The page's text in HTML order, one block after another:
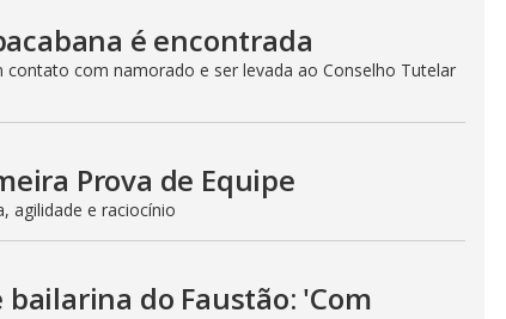
é encontrada
com namorado e ser levada ao Conselho Tutelar
Prova de Equipe
agilidade e raciocínio
do Faustão: 'Com